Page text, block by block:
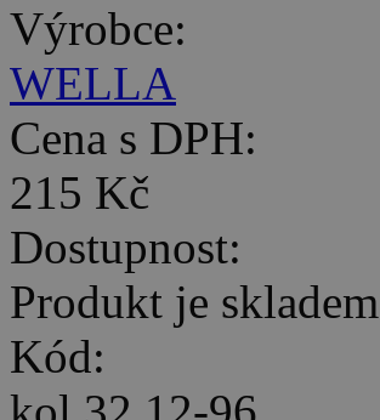
Výrobce:
WELLA
Cena s DPH:
215 Kč
Dostupnost:
Produkt je skladem
Kód: